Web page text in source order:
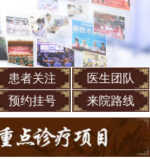
患者关注
医生团队
预约挂号 来院路线